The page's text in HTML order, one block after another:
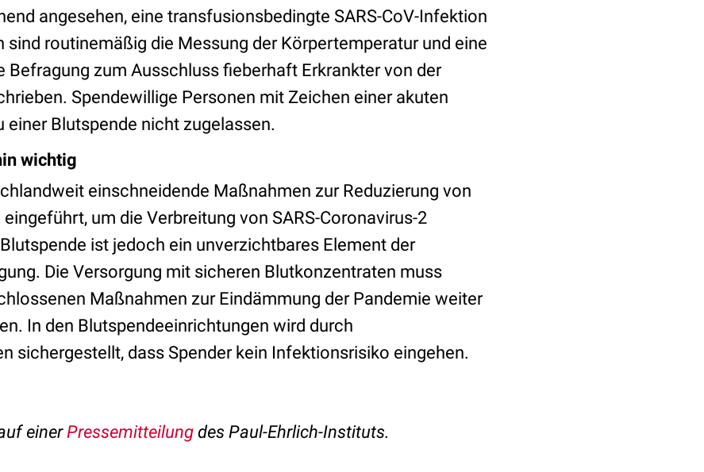
angesehen, eine transfusionsbedingte SARS-CoV-Infektion
sind routinemäßig die Messung der Körpertemperatur und eine
Befragung zum Ausschluss fieberhaft Erkrankter von der
Spendewillige Personen mit Zeichen einer akuten
einer Blutspende nicht zugelassen.
wichtig
einschneidende Maßnahmen zur Reduzierung von
um die Verbreitung von SARS-Coronavirus-2
ist jedoch ein unverzichtbares Element der
Die Versorgung mit sicheren Blutkonzentraten muss
Maßnahmen zur Eindämmung der Pandemie weiter
In den Blutspendeeinrichtungen wird durch
sichergestellt, dass Spender kein Infektionsrisiko eingehen.
einerPressemitteilung des Paul-Ehrlich-Instituts.